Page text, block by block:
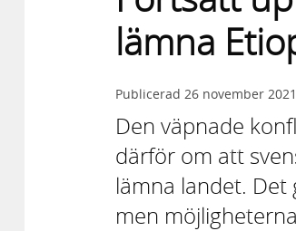
lämna
Publicerad 26 november 2021
Den väpnade
därför om att
lämna landet.
men